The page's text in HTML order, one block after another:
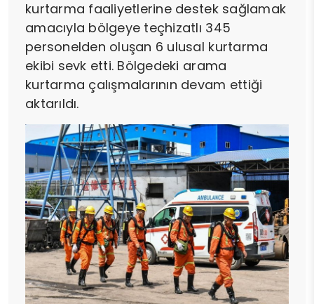
kurtarma faaliyetlerine destek sağlamak
amacıyla bölgeye teçhizatlı 345
personelden oluşan 6 ulusal kurtarma
ekibi sevk etti. Bölgedeki arama
kurtarma çalışmalarının devam ettiği
aktarıldı.